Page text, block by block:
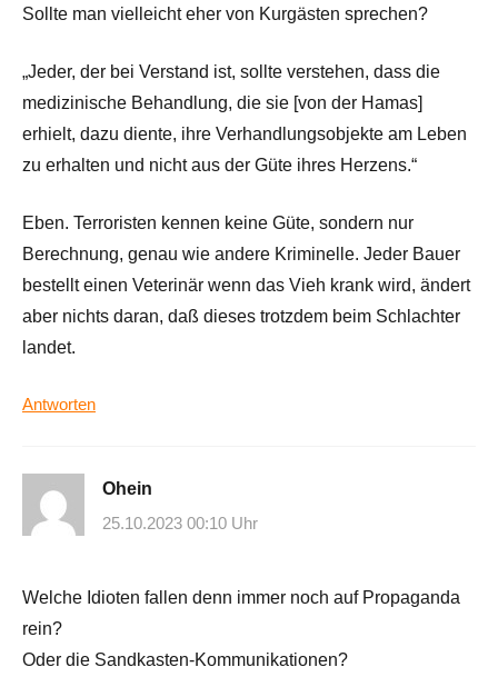
Sollte man vielleicht eher von Kurgästen sprechen?
„Jeder, der bei Verstand ist, sollte verstehen, dass die
medizinische Behandlung, die sie [von der Hamas]
erhielt, dazu diente, ihre Verhandlungsobjekte am Leben
zu erhalten und nicht aus der Güte ihres Herzens.“
Eben. Terroristen kennen keine Güte, sondern nur
Berechnung, genau wie andere Kriminelle. Jeder Bauer
bestellt einen Veterinär wenn das Vieh krank wird, ändert
aber nichts daran, daß dieses trotzdem beim Schlachter
landet.
Antworten
Ohein
25.10.2023 00:10 Uhr
Welche Idioten fallen denn immer noch auf Propaganda
rein?
Oder die Sandkasten-Kommunikationen?